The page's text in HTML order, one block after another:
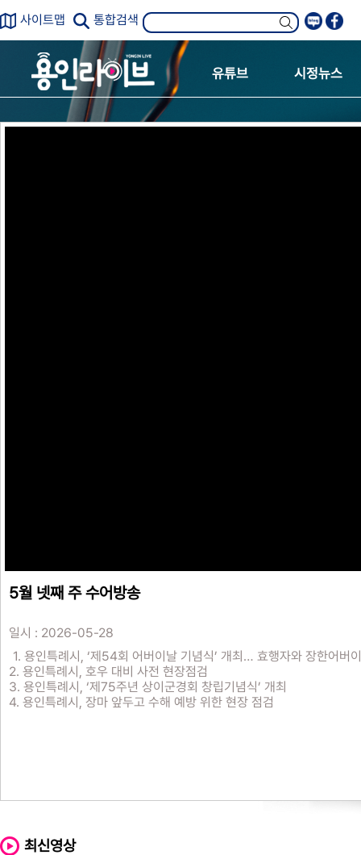
사이트맵 통합검색
유튜브 시정뉴스
5월 넷째 주 수어방송
일시 : 2026-05-28
1. 용인특례시, ‘제54회 어버이날 기념식’ 개최… 효행자와 장한어버
2. 용인특례시, 호우 대비 사전 현장점검
3. 용인특례시, ‘제75주년 상이군경회 창립기념식’ 개최
4. 용인특례시, 장마 앞두고 수해 예방 위한 현장 점검
최신영상